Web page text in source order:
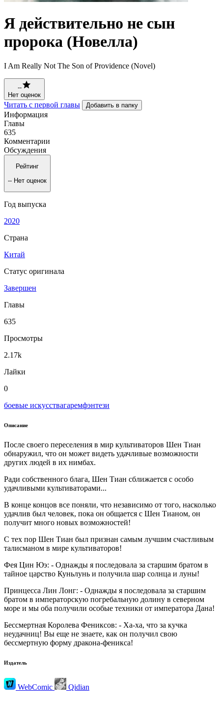
Я действительно не сын
пророка (Новелла)
I Am Really Not The Son of Providence (Novel)
--
Нет оценок
Читать с первой главы Добавить в папку
Информация
Главы
635
Комментарии
Обсуждения
Рейтинг
-- Нет оценок
Год выпуска
2020
Страна
Китай
Статус оригинала
Завершен
Главы
635
Просмотры
2.17k
Лайки
0
боевые искусствагаремфэнтези
Описание
После своего переселения в мир культиваторов Шен Тиан
обнаружил, что он может видеть удачливые возможности
других людей в их нимбах.
Ради собственного блага, Шен Тиан сближается с особо
удачливыми культиваторами...
В конце концов все поняли, что независимо от того, насколько
удачлив был человек, пока он общается с Шен Тианом, он
получит много новых возможностей!
С тех пор Шен Тиан был признан самым лучшим счастливым
талисманом в мире культиваторов!
Фея Цин Юэ: - Однажды я последовала за старшим братом в
тайное царство Куньлунь и получила шар солнца и луны!
Принцесса Лин Лонг: - Однажды я последовала за старшим
братом в императорскую погребальную долину в северном
море и мы оба получили особые техники от императора Дана!
Бессмертная Королева Фениксов: - Ха-ха, что за кучка
неудачниц! Вы еще не знаете, как он получил свою
бессмертную форму дракона-феникса!
Издатель
WebComic Qidian